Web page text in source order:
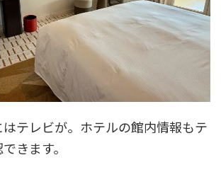
テレビが。ホテルの館内情報もテ
きます。